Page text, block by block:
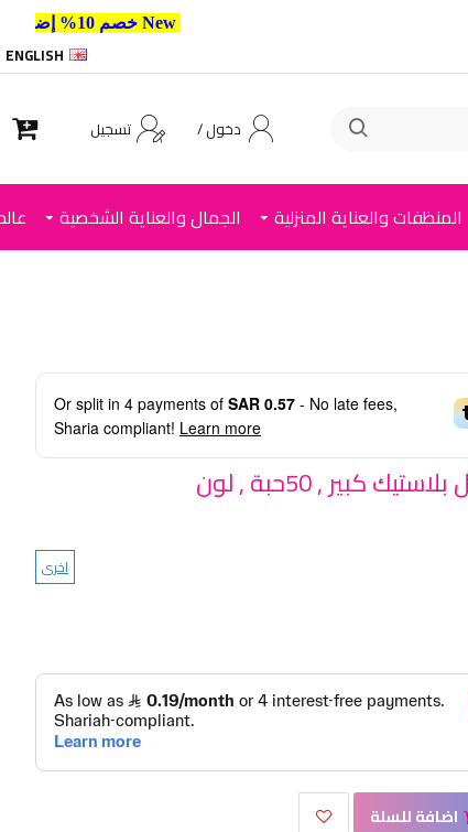
ENGLISH
دخول / تسجيل
المنظفات والعناية المنزلية الجمال والعناية الشخصية
Or split in 4 payments of SAR 0.57 - No late fees,
Sharia compliant! Learn more
ملاعق اكل بلاستيك كبير , 50حبة , لون
اخرى
اضافة للسلة